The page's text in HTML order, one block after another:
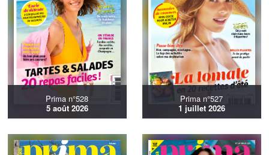
Prima n°528
5 août 2026
Prima n°527
1 juillet 2026